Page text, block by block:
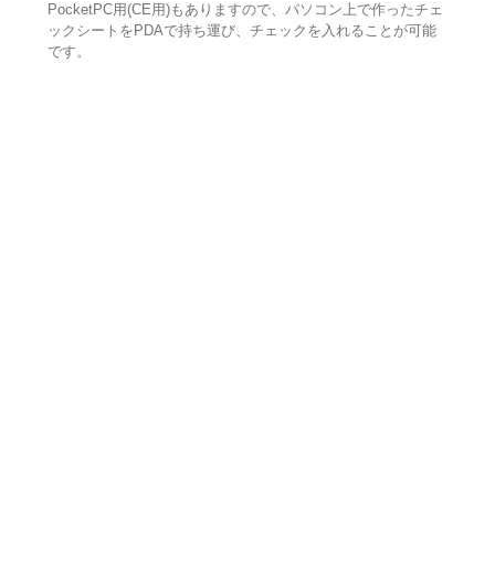
PocketPC用(CE用)もありますので、パソコン上で作ったチェ
ックシートをPDAで持ち運び、チェックを入れることが可能
です。